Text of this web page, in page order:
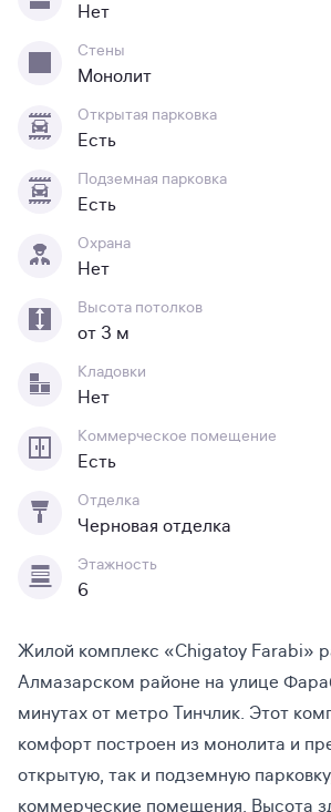
Нет
Стены
Монолит
Открытая парковка
Есть
Подземная парковка
Есть
Охрана
Нет
Высота потолков
от 3 м
Кладовки
Нет
Коммерческое помещение
Есть
Отделка
Черновая отделка
Этажность
6
Жилой комплекс «Chigatoy Farabi»
Алмазарском районе на улице
минутах от метро Тинчлик. Этот
комфорт построен из монолита и
открытую, так и подземную
коммерческие помещения. Высота